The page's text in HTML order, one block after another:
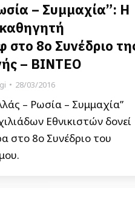
– Συμμαχία”: Η
στο 8ο Συνέδριο
– ΒΙΝΤΕΟ
28/03/2016
– Ρωσία – Συμμαχία”
Εθνικιστών δονεί
στο 8ο Συνέδριο του